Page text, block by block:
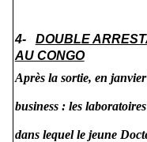
4-
DOUBLE
AU CONGO
Après la sortie, en
business : les
dans lequel le jeune